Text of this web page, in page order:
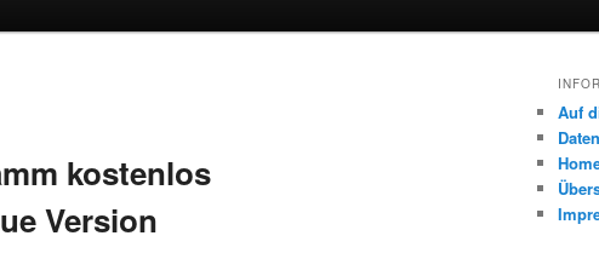
kostenlos
Version
Auf